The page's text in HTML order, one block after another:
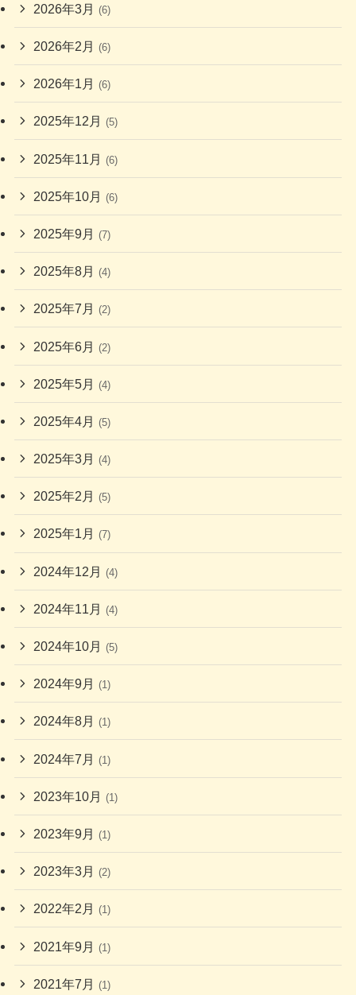
2026年3月 (6)
2026年2月 (6)
2026年1月 (6)
2025年12月 (5)
2025年11月 (6)
2025年10月 (6)
2025年9月 (7)
2025年8月 (4)
2025年7月 (2)
2025年6月 (2)
2025年5月 (4)
2025年4月 (5)
2025年3月 (4)
2025年2月 (5)
2025年1月 (7)
2024年12月 (4)
2024年11月 (4)
2024年10月 (5)
2024年9月 (1)
2024年8月 (1)
2024年7月 (1)
2023年10月 (1)
2023年9月 (1)
2023年3月 (2)
2022年2月 (1)
2021年9月 (1)
2021年7月 (1)